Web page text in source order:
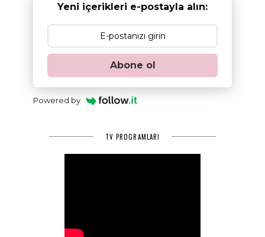
Yeni içerikleri e-postayla alın:
Abone ol
Powered by
TV PROGRAMLARI